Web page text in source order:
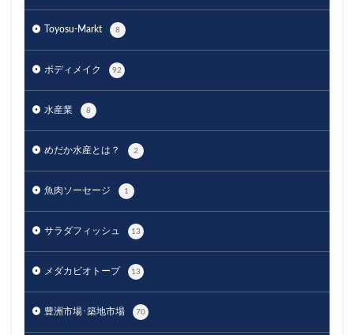
Toyosu-Markt 8
ボディメイク 92
水産業 8
めだか水産とは？ 2
魚肉ソーセージ 1
サラダフィッシュ 13
メダカビオトープ 13
豊洲市場･築地市場 70